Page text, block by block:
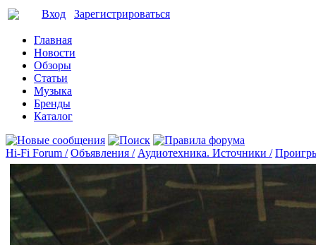
Вход Зарегистрироваться
Главная
Новости
Обзоры
Статьи
Музыка
Бренды
Каталог
Hi-Fi Forum / Объявления / Аудиотехника. Источники /